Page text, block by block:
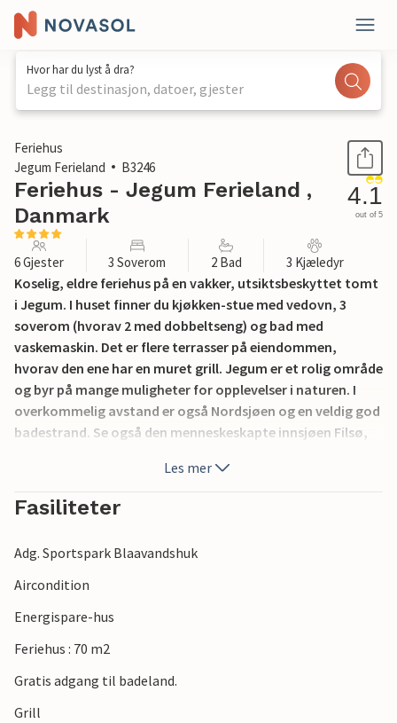
Hvor har du lyst å dra?
Legg til destinasjon, datoer, gjester
1 / 16
Feriehus
Jegum Ferieland
B3246
Feriehus - Jegum Ferieland ,
Danmark
4.1
out of 5
6 Gjester 3 Soverom 2 Bad 3 Kjæledyr
Koselig, eldre feriehus på en vakker, utsiktsbeskyttet tomt
i Jegum. I huset finner du kjøkken-stue med vedovn, 3
soverom (hvorav 2 med dobbeltseng) og bad med
vaskemaskin. Det er flere terrasser på eiendommen,
hvorav den ene har en muret grill. Jegum er et rolig område
og byr på mange muligheter for opplevelser i naturen. I
overkommelig avstand er også Nordsjøen og en veldig god
badestrand. Se også den menneskeskapte innsjøen Filsø,
Les mer
Fasiliteter
Adg. Sportspark Blaavandshuk
Aircondition
Energispare-hus
Feriehus : 70 m2
Gratis adgang til badeland.
Grill